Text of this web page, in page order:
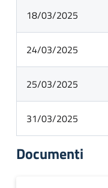
18/03/2025
24/03/2025
25/03/2025
31/03/2025
Documenti